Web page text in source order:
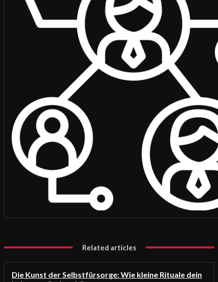
Related articles
Die Kunst der Selbstfürsorge: Wie kleine Rituale dein